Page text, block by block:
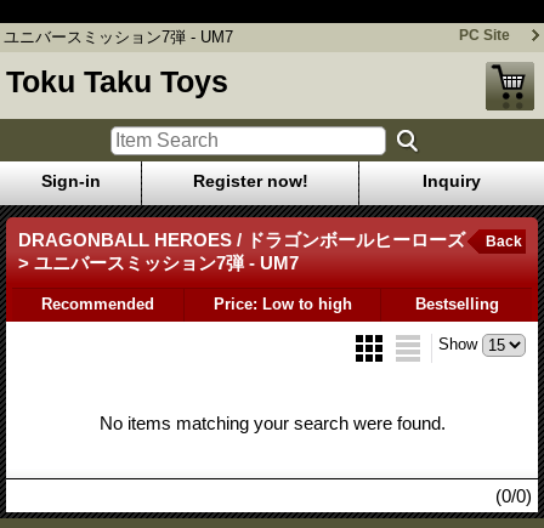
ユニバースミッション7弾 - UM7 PC Site
Toku Taku Toys
Sign-in Register now! Inquiry
DRAGONBALL HEROES / ドラゴンボールヒーローズ
> ユニバースミッション7弾 - UM7
Back
Recommended Price: Low to high Bestselling
Show
No items matching your search were found.
(0/0)